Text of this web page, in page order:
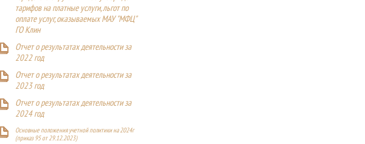
тарифов на платные услуги, льгот по
оплате услуг, оказываемых МАУ "МФЦ"
ГО Клин
Отчет о результатах деятельности за
2022 год
Отчет о результатах деятельности за
2023 год
Отчет о результатах деятельности за
2024 год
Основные положения учетной политики на 2024г
(приказ 95 от 29.12.2023)